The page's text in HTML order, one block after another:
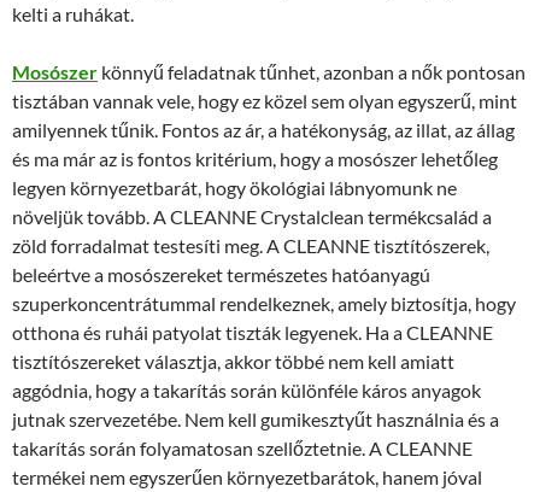
kelti a ruhákat.
Mosószer könnyű feladatnak tűnhet, azonban a nők pontosan
tisztában vannak vele, hogy ez közel sem olyan egyszerű, mint
amilyennek tűnik. Fontos az ár, a hatékonyság, az illat, az állag
és ma már az is fontos kritérium, hogy a mosószer lehetőleg
legyen környezetbarát, hogy ökológiai lábnyomunk ne
növeljük tovább. A CLEANNE Crystalclean termékcsalád a
zöld forradalmat testesíti meg. A CLEANNE tisztítószerek,
beleértve a mosószereket természetes hatóanyagú
szuperkoncentrátummal rendelkeznek, amely biztosítja, hogy
otthona és ruhái patyolat tiszták legyenek. Ha a CLEANNE
tisztítószereket választja, akkor többé nem kell amiatt
aggódnia, hogy a takarítás során különféle káros anyagok
jutnak szervezetébe. Nem kell gumikesztyűt használnia és a
takarítás során folyamatosan szellőztetnie. A CLEANNE
termékei nem egyszerűen környezetbarátok, hanem jóval